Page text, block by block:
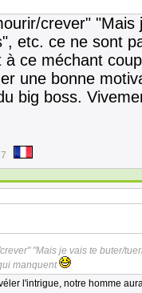
crever"
etc. ce ne sont
à ce méchant
une bonne
big boss.
"Mais je vais te buter/
manquent
l'intrigue, notre homme